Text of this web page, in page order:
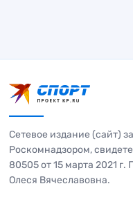
Сетевое издание (сайт)
Роскомнадзором,
80505 от 15 марта 2021
Олеся Вячеславовна.